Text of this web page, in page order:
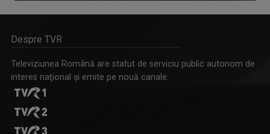
Despre TVR
Televiziunea Română are statut de serviciu public autonom de
interes naţional şi emite pe nouă canale: